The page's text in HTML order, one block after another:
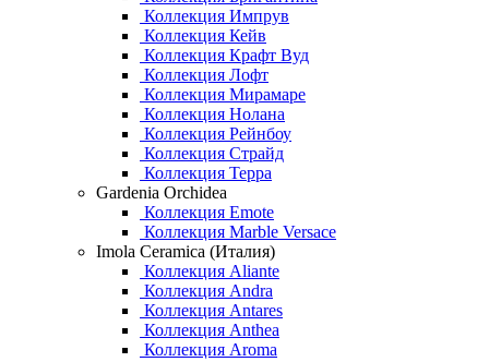
Коллекция Импрув
Коллекция Кейв
Коллекция Крафт Вуд
Коллекция Лофт
Коллекция Мирамаре
Коллекция Нолана
Коллекция Рейнбоу
Коллекция Страйд
Коллекция Терра
Gardenia Orchidea
Коллекция Emote
Коллекция Marble Versace
Imola Ceramica (Италия)
Коллекция Aliante
Коллекция Andra
Коллекция Antares
Коллекция Anthea
Коллекция Aroma